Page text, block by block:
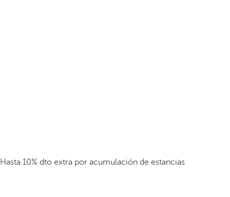
Hasta 10% dto extra por acumulación de estancias